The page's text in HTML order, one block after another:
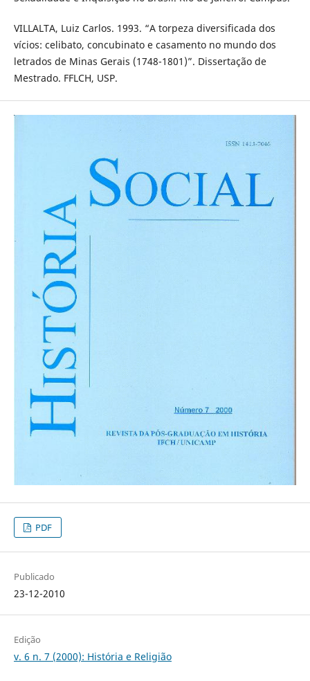
VILLALTA, Luiz Carlos. 1993. “A torpeza diversificada dos
vícios: celibato, concubinato e casamento no mundo dos
letrados de Minas Gerais (1748-1801)”. Dissertação de
Mestrado. FFLCH, USP.
PDF
Publicado
23-12-2010
Edição
v. 6 n. 7 (2000): História e Religião